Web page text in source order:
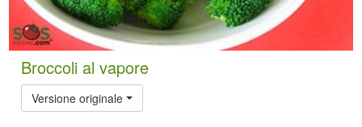
Broccoli al vapore
Versione originale